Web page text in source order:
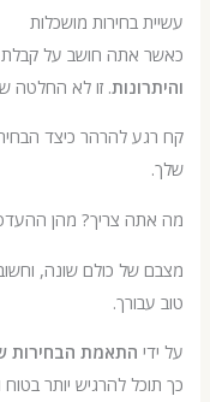
מושכלות
חושב על קבלת אפידורל
. זו לא החלטה שכדאי
להרהר כיצד הבחירה הזו
צריך? מהן ההעדפות
כולם שונה, וחשוב
התאמת הבחירות שלך, אתה
להרגיש יותר בטוח ומודע